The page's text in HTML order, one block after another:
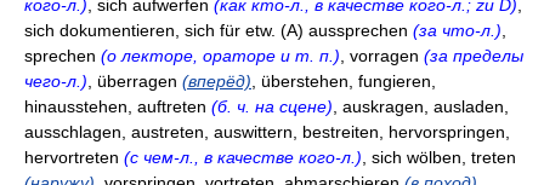
кого-л.), sich aufwerfen (как кто-л., в качестве кого-л.; zu D),
sich dokumentieren, sich für etw. (A) aussprechen (за что-л.),
sprechen (о лекторе, ораторе и т. п.), vorragen (за пределы
чего-л.), überragen (вперёд), überstehen, fungieren,
hinausstehen, auftreten (б. ч. на сцене), auskragen, ausladen,
ausschlagen, austreten, auswittern, bestreiten, hervorspringen,
hervortreten (с чем-л., в качестве кого-л.), sich wölben, treten